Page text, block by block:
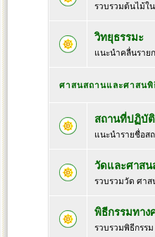
รวบรวมต้นไม้ใ
วิทยุธรรมะ
แนะนำคลื่นราย
ศาสนสถานและศาสนพิ
สถานที่ปฏิบั
แนะนำรายชื่อส
วัดและศาสน
รวบรวมวัด ศา
พิธีกรรมทาง
รวบรวมพิธีกรร